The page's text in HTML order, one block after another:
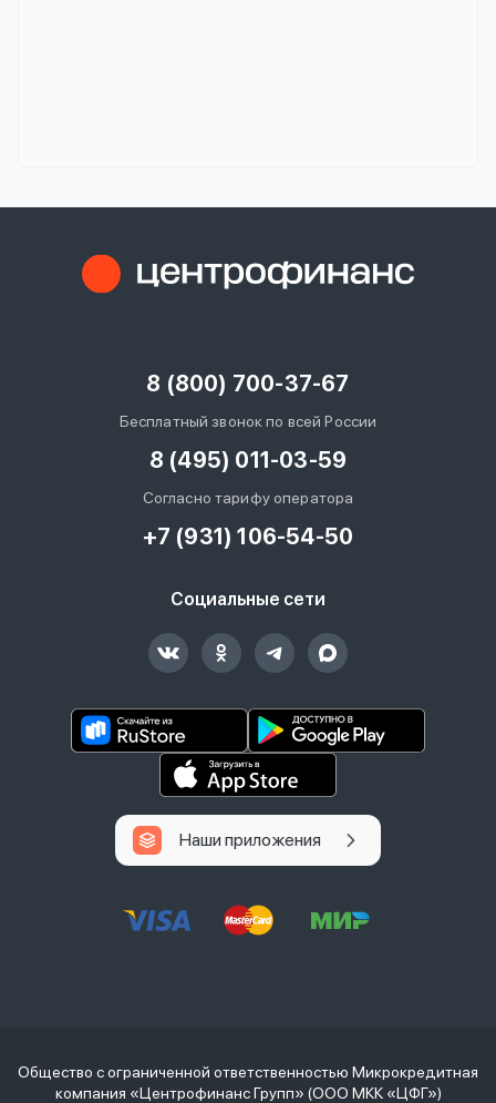
8 (800) 700-37-67
Бесплатный звонок по всей России
8 (495) 011-03-59
Согласно тарифу оператора
+7 (931) 106-54-50
Социальные сети
Наши приложения
Общество с ограниченной ответственностью Микрокредитная
компания «Центрофинанс Групп» (ООО МКК «ЦФГ»)